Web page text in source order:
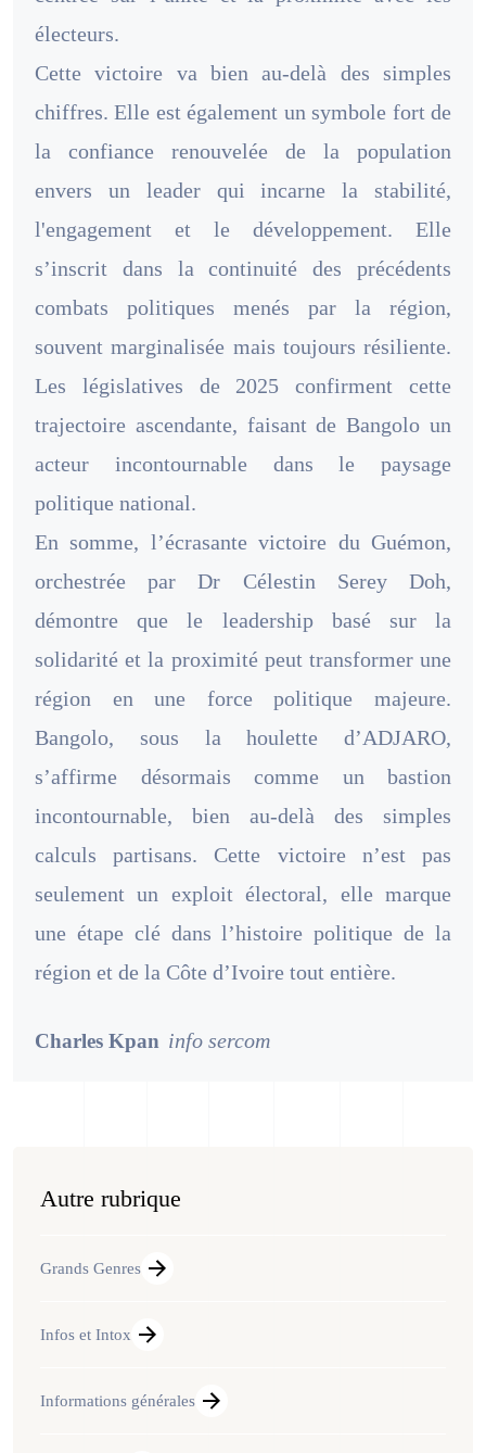
électeurs.
Cette victoire va bien au-delà des simples
chiffres. Elle est également un symbole fort de
la confiance renouvelée de la population
envers un leader qui incarne la stabilité,
l'engagement et le développement. Elle
s’inscrit dans la continuité des précédents
combats politiques menés par la région,
souvent marginalisée mais toujours résiliente.
Les législatives de 2025 confirment cette
trajectoire ascendante, faisant de Bangolo un
acteur incontournable dans le paysage
politique national.
En somme, l’écrasante victoire du Guémon,
orchestrée par Dr Célestin Serey Doh,
démontre que le leadership basé sur la
solidarité et la proximité peut transformer une
région en une force politique majeure.
Bangolo, sous la houlette d’ADJARO,
s’affirme désormais comme un bastion
incontournable, bien au-delà des simples
calculs partisans. Cette victoire n’est pas
seulement un exploit électoral, elle marque
une étape clé dans l’histoire politique de la
région et de la Côte d’Ivoire tout entière.
Charles Kpan info sercom
Autre rubrique
Grands Genres
Infos et Intox
Informations générales